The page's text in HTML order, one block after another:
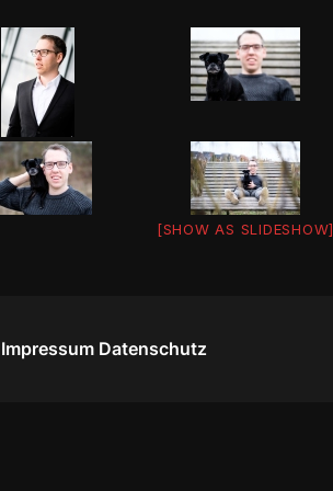
[SHOW AS SLIDESHOW]
Impressum Datenschutz